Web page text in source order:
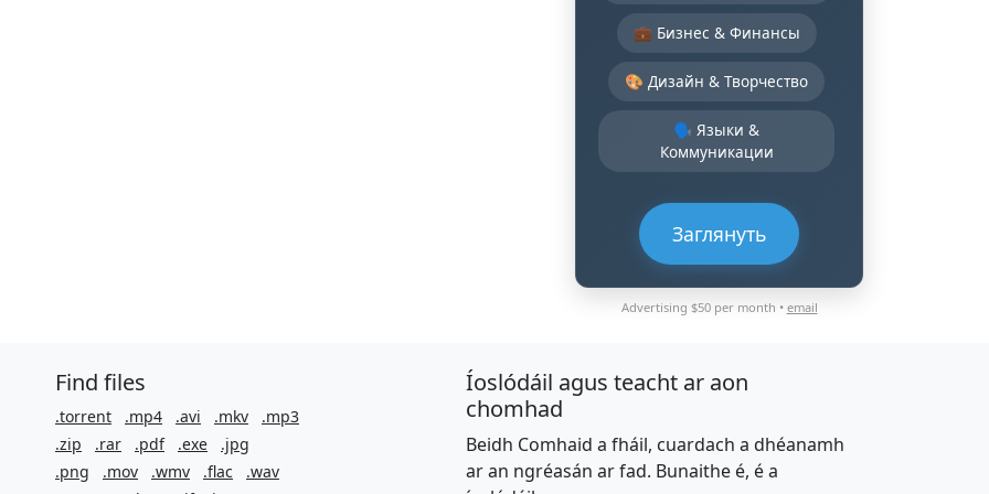
💼 Бизнес & Финансы
🎨 Дизайн & Творчество
🗣️ Языки &
Коммуникации
Заглянуть
Advertising $50 per month • email
Find files
.torrent .mp4 .avi .mkv
.mp3
.zip
.rar .pdf .exe
.jpg
.png
.mov .wmv .flac
.wav
Íoslódáil agus teacht ar aon
chomhad
Beidh Comhaid a fháil, cuardach a dhéanamh
ar an ngréasán ar fad. Bunaithe é, é a